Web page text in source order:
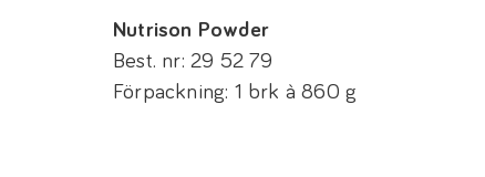
Nutrison Powder
Best. nr: 29 52 79
Förpackning: 1 brk à 860 g